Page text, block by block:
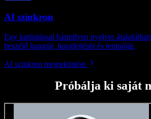
AI szinkron
Egy kattintással bármilyen nyelvre
beszélő hangját, hanglejtését és tempóját.
AI szinkron megtekintése
Próbálja ki saját